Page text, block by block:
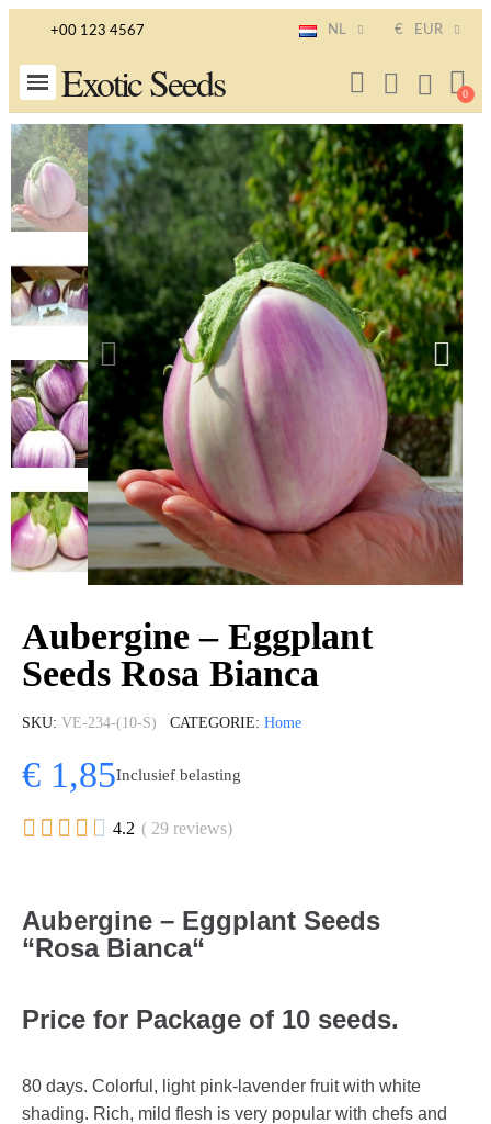
+00 123 4567 NL € EUR
Exotic Seeds
Aubergine – Eggplant
Seeds Rosa Bianca
SKU VE-234-(10-S) CATEGORIE Home
€ 1,85Inclusief belasting
     4.2 ( 29 reviews)
Aubergine – Eggplant Seeds
“Rosa Bianca“
Price for Package of 10 seeds.
80 days. Colorful, light pink-lavender fruit with white
shading. Rich, mild flesh is very popular with chefs and